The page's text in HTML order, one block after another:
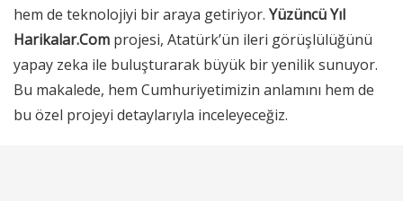
hem de teknolojiyi bir araya getiriyor. Yüzüncü Yıl
Harikalar.Com projesi, Atatürk’ün ileri görüşlülüğünü
yapay zeka ile buluşturarak büyük bir yenilik sunuyor.
Bu makalede, hem Cumhuriyetimizin anlamını hem de
bu özel projeyi detaylarıyla inceleyeceğiz.